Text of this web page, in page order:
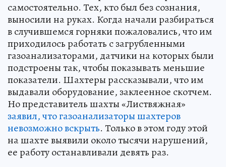
самостоятельно. Тех, кто был без сознания,
выносили на руках. Когда начали разбираться
в случившемся горняки пожаловались, что им
приходилось работать с загрубленными
газоанализаторами, датчики на которых были
подстроены так, чтобы показывать меньшие
показатели. Шахтеры рассказывали, что им
выдавали оборудование, заклеенное скотчем.
Но представитель шахты «Листвяжная»
заявил, что газоанализаторы шахтеров
невозможно вскрыть. Только в этом году этой
на шахте выявили около тысячи нарушений,
ее работу останавливали девять раз.